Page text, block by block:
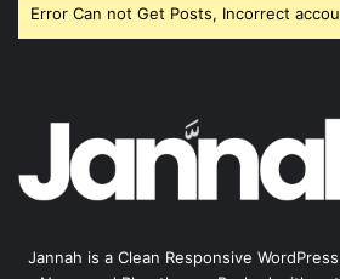
Error Can not Get Posts, Incorrect
Jannah is a Clean Responsive